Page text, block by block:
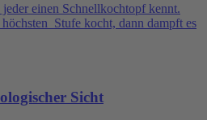
jeder einen Schnellkochtopf kennt.
Stufe kocht, dann dampft es
Sicht